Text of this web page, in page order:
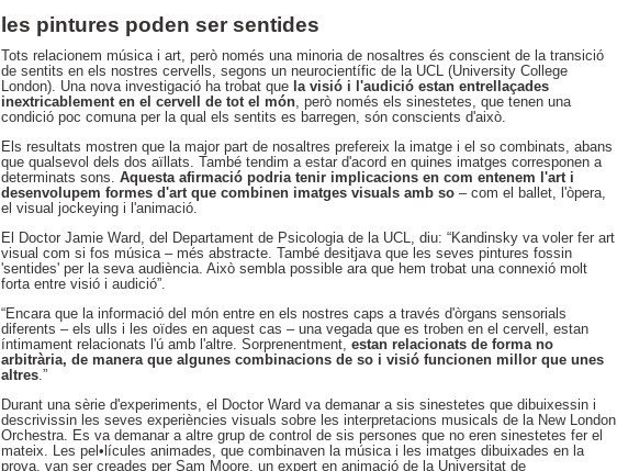
les pintures poden ser sentides
Tots relacionem música i art, però només una minoria de nosaltres és conscient de la transició
de sentits en els nostres cervells, segons un neurocientífic de la UCL (University College
London). Una nova investigació ha trobat que la visió i l'audició estan entrellaçades
inextricablement en el cervell de tot el món, però només els sinestetes, que tenen una
condició poc comuna per la qual els sentits es barregen, són conscients d'això.
Els resultats mostren que la major part de nosaltres prefereix la imatge i el so combinats, abans
que qualsevol dels dos aïllats. També tendim a estar d'acord en quines imatges corresponen a
determinats sons. Aquesta afirmació podria tenir implicacions en com entenem l'art i
desenvolupem formes d'art que combinen imatges visuals amb so – com el ballet, l'òpera,
el visual jockeying i l'animació.
El Doctor Jamie Ward, del Departament de Psicologia de la UCL, diu: “Kandinsky va voler fer art
visual com si fos música – més abstracte. També desitjava que les seves pintures fossin
'sentides' per la seva audiència. Això sembla possible ara que hem trobat una connexió molt
forta entre visió i audició”.
“Encara que la informació del món entre en els nostres caps a través d'òrgans sensorials
diferents – els ulls i les oïdes en aquest cas – una vegada que es troben en el cervell, estan
íntimament relacionats l'ú amb l'altre. Sorprenentment, estan relacionats de forma no
arbitrària, de manera que algunes combinacions de so i visió funcionen millor que unes
altres.”
Durant una sèrie d'experiments, el Doctor Ward va demanar a sis sinestetes que dibuixessin i
descrivissin les seves experiències visuals sobre les interpretacions musicals de la New London
Orchestra. Es va demanar a altre grup de control de sis persones que no eren sinestetes fer el
mateix. Les pel•lícules animades, que combinaven la música i les imatges dibuixades en la
prova, van ser creades per Sam Moore, un expert en animació de la Universitat de